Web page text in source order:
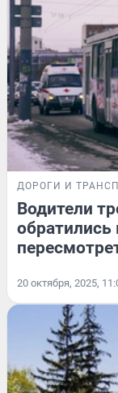
ДОРОГИ И
Водители
обратились
20 октября, 2025,